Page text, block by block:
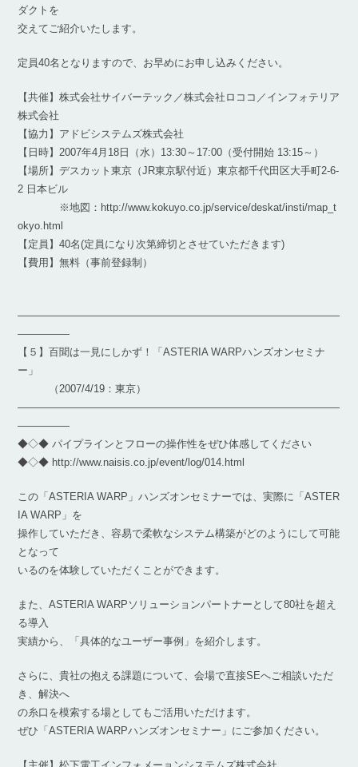
ダクトを
交えてご紹介いたします。
定員40名となりますので、お早めにお申し込みください。
【共催】株式会社サイバーテック／株式会社ロココ／インフォテリア
株式会社
【協力】アドビシステムズ株式会社
【日時】2007年4月18日（水）13:30～17:00（受付開始 13:15～）
【場所】デスカット東京（JR東京駅付近）東京都千代田区大手町2-6-
2 日本ビル
※地図：http://www.kokuyo.co.jp/service/deskat/insti/map_t
okyo.html
【定員】40名(定員になり次第締切とさせていただきます)
【費用】無料（事前登録制）
―――――――――――――――――――――――――――――――
―――――
【５】百聞は一見にしかず！「ASTERIA WARPハンズオンセミナ
ー」
（2007/4/19：東京）
―――――――――――――――――――――――――――――――
―――――
◆◇◆ パイプラインとフローの操作性をぜひ体感してください
◆◇◆ http://www.naisis.co.jp/event/log/014.html
この「ASTERIA WARP」ハンズオンセミナーでは、実際に「ASTER
IA WARP」を
操作していただき、容易で柔軟なシステム構築がどのようにして可能
となって
いるのを体験していただくことができます。
また、ASTERIA WARPソリューションパートナーとして80社を超え
る導入
実績から、「具体的なユーザー事例」を紹介します。
さらに、貴社の抱える課題について、会場で直接SEへご相談いただ
き、解決へ
の糸口を模索する場としてもご活用いただけます。
ぜひ「ASTERIA WARPハンズオンセミナー」にご参加ください。